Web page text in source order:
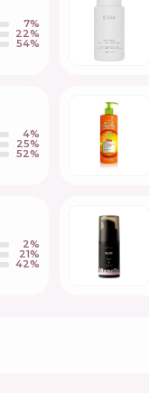
7%
22%
54%
4%
25%
52%
2%
21%
42%